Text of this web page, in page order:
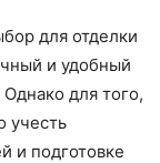
для отделки
и удобный
для того,
учесть
и подготовке